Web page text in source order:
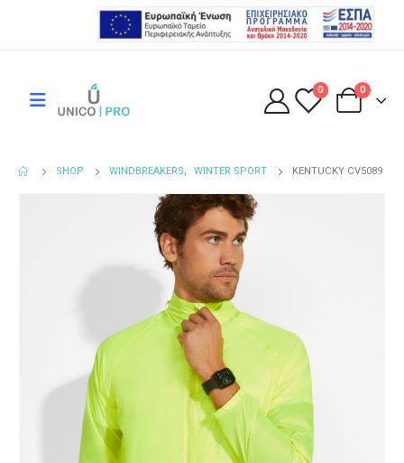
0 0
SHOP WINDBREAKERS, WINTER SPORT KENTUCKY CV5089